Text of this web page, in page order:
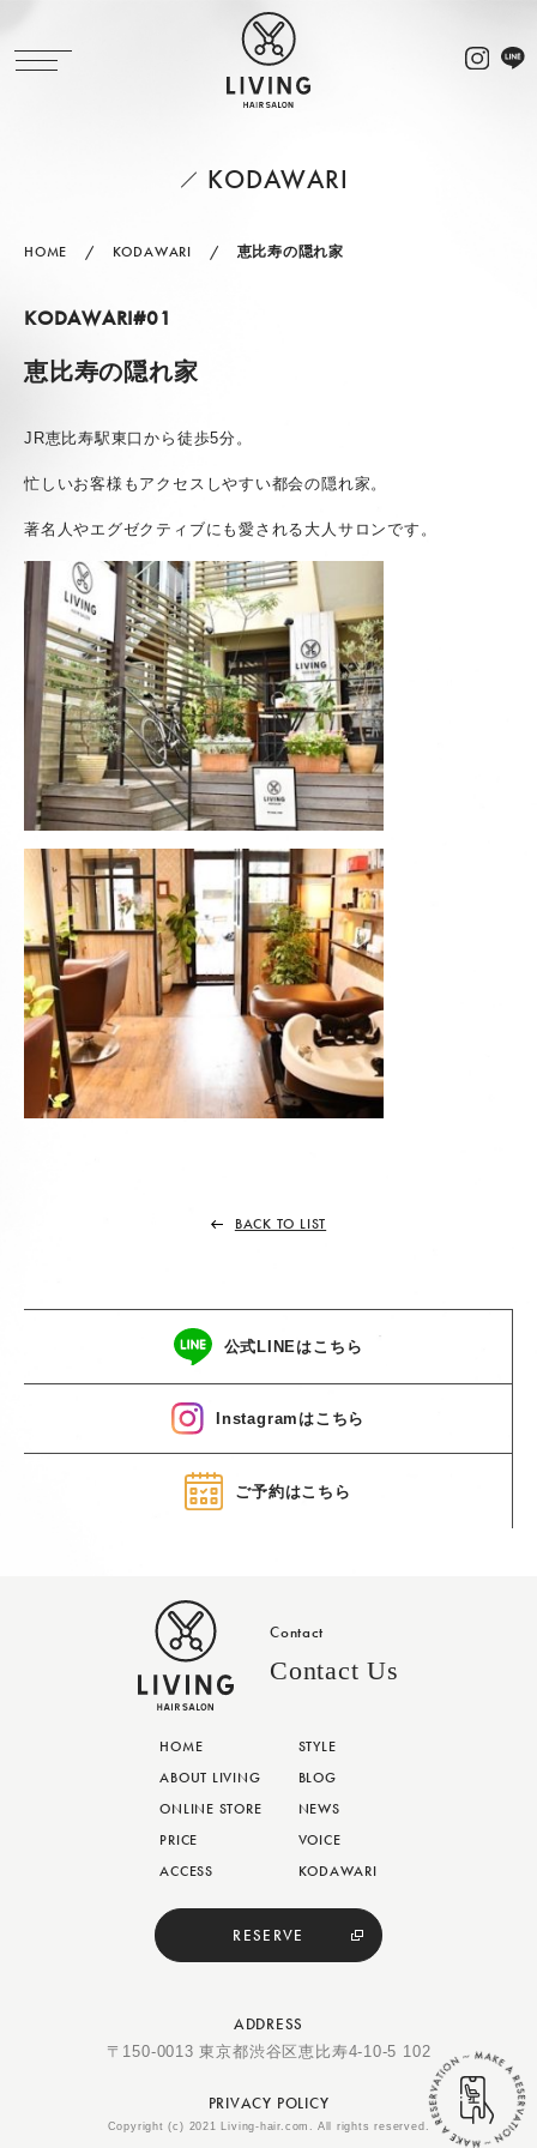
KODAWARI
HOME KODAWARI 恵比寿の隠れ家
KODAWARI#01
恵比寿の隠れ家
JR恵比寿駅東口から徒歩5分。
忙しいお客様もアクセスしやすい都会の隠れ家。
著名人やエグゼクティブにも愛される大人サロンです。
BACK TO LIST
公式LINEはこちら
Instagramはこちら
ご予約はこちら
Contact
Contact Us
HOME
ABOUT LIVING
ONLINE STORE
PRICE
ACCESS
STYLE
BLOG
NEWS
VOICE
KODAWARI
RESERVE
ADDRESS
〒150-0013 東京都渋谷区恵比寿4-10-5 102
PRIVACY POLICY
Copyright (c) 2021 Living-hair.com. All rights reserved.